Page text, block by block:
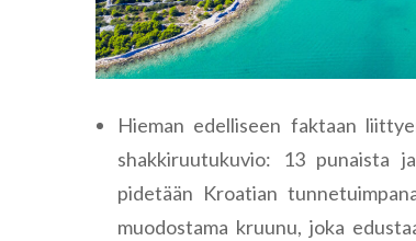
Hieman edelliseen faktaan
shakkiruutukuvio: 13 punaista
pidetään Kroatian
muodostama kruunu, joka